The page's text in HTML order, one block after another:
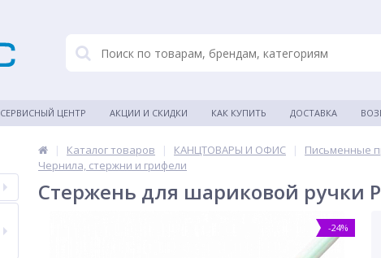
СЕРВИСНЫЙ ЦЕНТР АКЦИИ И СКИДКИ КАК КУПИТЬ ДОСТАВКА
| Каталог товаров | КАНЦТОВАРЫ И ОФИС | Письменные
Чернила, стержни и грифели
Стержень для шариковой ручки
-24%